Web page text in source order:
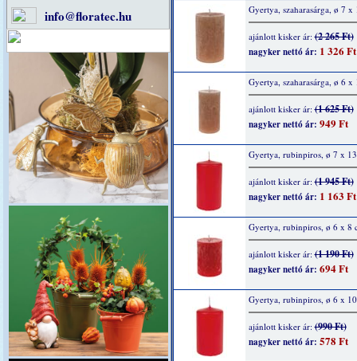
info@floratec.hu Gyertya, szaharasárga, ø 7 x
ajánlott kisker ár:(2 265 Ft)
nagyker nettó ár: 1 326 Ft
Gyertya, szaharasárga, ø 6 x
ajánlott kisker ár:(1 625 Ft)
nagyker nettó ár: 949 Ft
Gyertya, rubinpiros, ø 7 x
ajánlott kisker ár:(1 945 Ft)
nagyker nettó ár: 1 163 Ft
Gyertya, rubinpiros, ø 6 x 8
ajánlott kisker ár:(1 190 Ft)
nagyker nettó ár: 694 Ft
Gyertya, rubinpiros, ø 6 x
ajánlott kisker ár:(990 Ft)
nagyker nettó ár: 578 Ft